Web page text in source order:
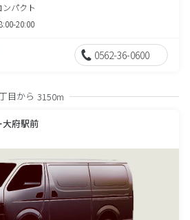
ンパクト
20:00
0562-36-0600
目から 3150m
大府駅前